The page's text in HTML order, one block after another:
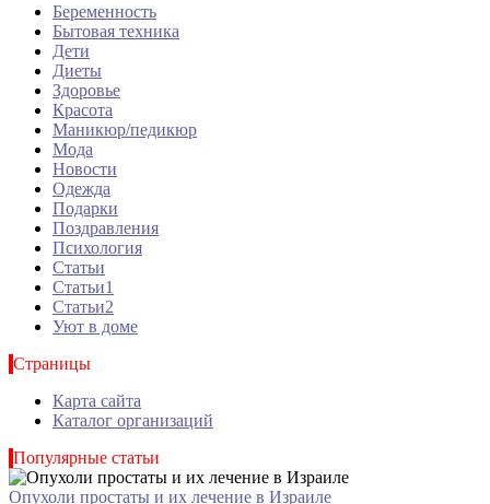
Беременность
Бытовая техника
Дети
Диеты
Здоровье
Красота
Маникюр/педикюр
Мода
Новости
Одежда
Подарки
Поздравления
Психология
Статьи
Статьи1
Статьи2
Уют в доме
Страницы
Карта сайта
Каталог организаций
Популярные статьи
Опухоли простаты и их лечение в Израиле